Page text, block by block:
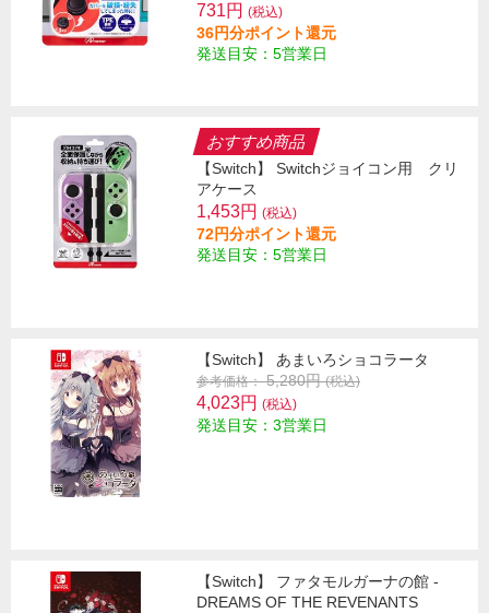
731円 (税込)
36円分ポイント還元
発送目安：5営業日
おすすめ商品
【Switch】 Switchジョイコン用 クリ
アケース
1,453円 (税込)
72円分ポイント還元
発送目安：5営業日
【Switch】 あまいろショコラータ
参考価格： 5,280円(税込)
4,023円 (税込)
発送目安：3営業日
【Switch】 ファタモルガーナの館 -
DREAMS OF THE REVENANTS